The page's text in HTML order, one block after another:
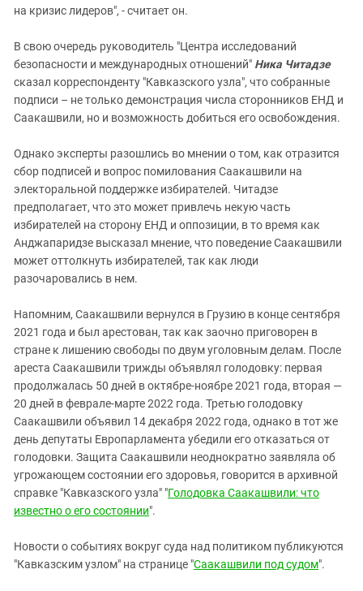
на кризис лидеров", - считает он.
В свою очередь руководитель "Центра исследований
безопасности и международных отношений" Ника Читадзе
сказал корреспонденту "Кавказского узла", что собранные
подписи – не только демонстрация числа сторонников ЕНД и
Саакашвили, но и возможность добиться его освобождения.
Однако эксперты разошлись во мнении о том, как отразится
сбор подписей и вопрос помилования Саакашвили на
электоральной поддержке избирателей. Читадзе
предполагает, что это может привлечь некую часть
избирателей на сторону ЕНД и оппозиции, в то время как
Анджапаридзе высказал мнение, что поведение Саакашвили
может оттолкнуть избирателей, так как люди
разочаровались в нем.
Напомним, Саакашвили вернулся в Грузию в конце сентября
2021 года и был арестован, так как заочно приговорен в
стране к лишению свободы по двум уголовным делам. После
ареста Саакашвили трижды объявлял голодовку: первая
продолжалась 50 дней в октябре-ноябре 2021 года, вторая —
20 дней в феврале-марте 2022 года. Третью голодовку
Саакашвили объявил 14 декабря 2022 года, однако в тот же
день депутаты Европарламента убедили его отказаться от
голодовки. Защита Саакашвили неоднократно заявляла об
угрожающем состоянии его здоровья, говорится в архивной
справке "Кавказского узла" "Голодовка Саакашвили: что
известно о его состоянии".
Новости о событиях вокруг суда над политиком публикуются
"Кавказским узлом" на странице "Саакашвили под судом".